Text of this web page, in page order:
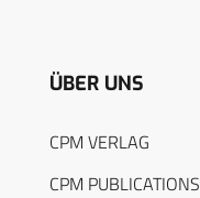
ÜBER UNS
CPM VERLAG
CPM PUBLICATIONS